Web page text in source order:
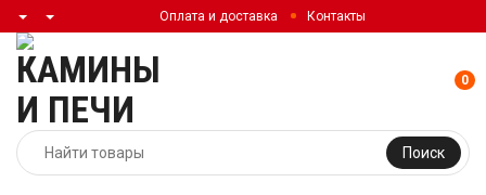
Оплата и доставка Контакты
Поиск
0